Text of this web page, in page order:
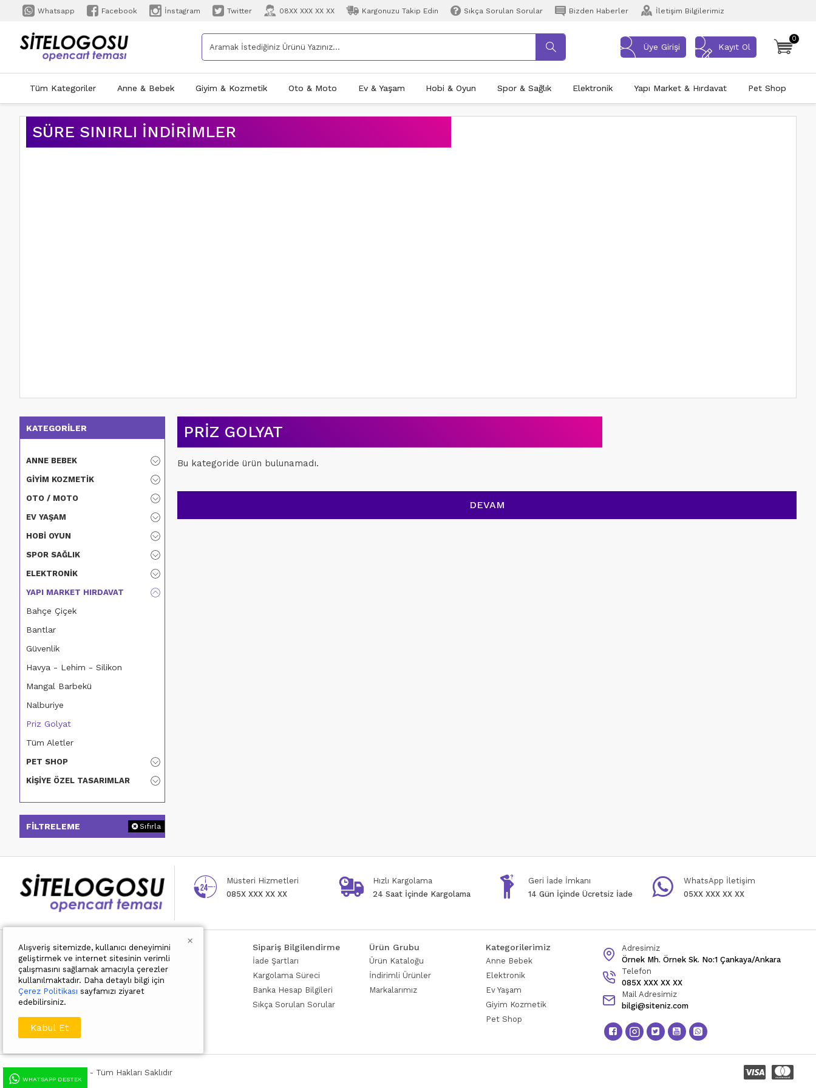
Whatsapp Facebook İnstagram Twitter 08XX XXX XX XX Kargonuzu Takip Edin Sıkça Sorulan Sorular Bizden Haberler İletişim Bilgilerimiz
Üye Girişi Kayıt Ol
0
Tüm Kategoriler Anne & Bebek Giyim & Kozmetik Oto & Moto Ev & Yaşam Hobi & Oyun Spor & Sağlık Elektronik Yapı Market & Hırdavat Pet Shop
WHATSAPP DESTEK
SÜRE SINIRLI İNDIRIMLER
KATEGORILER
ANNE BEBEK
GIYIM KOZMETIK
OTO / MOTO
EV YAŞAM
HOBI OYUN
SPOR SAĞLIK
ELEKTRONIK
YAPI MARKET HIRDAVAT
Bahçe Çiçek
Bantlar
Güvenlik
Havya - Lehim - Silikon
Mangal Barbekü
Nalburiye
Priz Golyat
Tüm Aletler
PET SHOP
KIŞIYE ÖZEL TASARIMLAR
FILTRELEME Sıfırla
PRIZ GOLYAT
Bu kategoride ürün bulunamadı.
DEVAM
Müsteri Hizmetleri
085X XXX XX XX
Hızlı Kargolama
24 Saat İçinde Kargolama
Geri İade İmkanı
14 Gün İçinde Ücretsiz İade
WhatsApp İletişim
05XX XXX XX XX
Bilgilendirme
Hakkımızda
Teslimat Bilgisi
Gizlilik Sözleşmesi
Şartlar ve Koşullar
Çerez Politikası
Müşteri Sayfası
Hesabınız
Sipariş Geçmişi
Kargo Takip
Sipariş Bilgilendirme
İade Şartları
Kargolama Süreci
Banka Hesap Bilgileri
Sıkça Sorulan Sorular
Ürün Grubu
Ürün Kataloğu
İndirimli Ürünler
Markalarımız
Kategorilerimiz
Anne Bebek
Elektronik
Ev Yaşam
Giyim Kozmetik
Pet Shop
Adresimiz
Örnek Mh. Örnek Sk. No:1 Çankaya/Ankara
Telefon
085X XXX XX XX
Mail Adresimiz
bilgi@siteniz.com
Copyright © 2025 - Tüm Hakları Saklıdır
Alışveriş sitemizde, kullanıcı deneyimini
geliştirmek ve internet sitesinin verimli
çalışmasını sağlamak amacıyla çerezler
kullanılmaktadır. Daha detaylı bilgi için
Çerez Politikası sayfamızı ziyaret
edebilirsiniz.
Kabul Et
×